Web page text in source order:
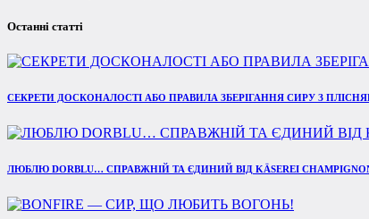
Останні статті
СЕКРЕТИ ДОСКОНАЛОСТІ АБО ПРАВИЛА ЗБЕРІГАННЯ СИРУ З
ЛЮБЛЮ DORBLU… СПРАВЖНІЙ ТА ЄДИНИЙ ВІД KÄSEREI